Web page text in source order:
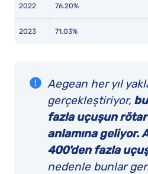
2022 76.20%
2023 71.03%
Aegean her yıl
gerçekleştiriyor,
fazla uçuşun
anlamına geliyor.
400'den fazla
nedenle bunlar